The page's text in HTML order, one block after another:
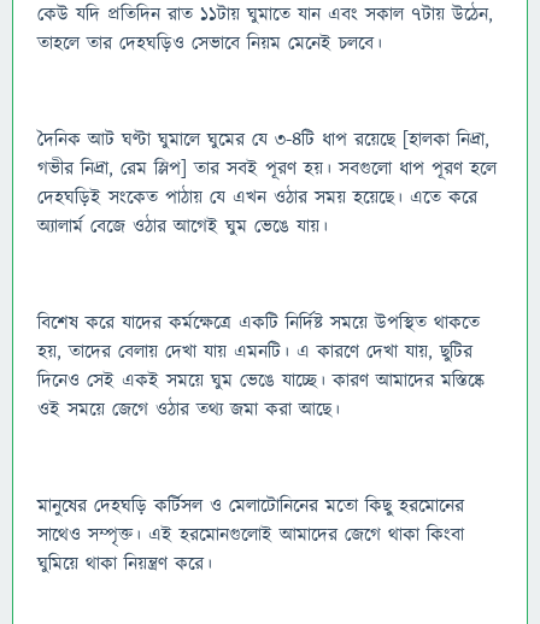
কেউ যদি প্রতিদিন রাত ১১টায় ঘুমাতে যান এবং সকাল ৭টায় উঠেন,
তাহলে তার দেহঘড়িও সেভাবে নিয়ম মেনেই চলবে।
দৈনিক আট ঘণ্টা ঘুমালে ঘুমের যে ৩-৪টি ধাপ রয়েছে [হালকা নিদ্রা,
গভীর নিদ্রা, রেম স্লিপ] তার সবই পূরণ হয়। সবগুলো ধাপ পূরণ হলে
দেহঘড়িই সংকেত পাঠায় যে এখন ওঠার সময় হয়েছে। এতে করে
অ্যালার্ম বেজে ওঠার আগেই ঘুম ভেঙে যায়।
বিশেষ করে যাদের কর্মক্ষেত্রে একটি নির্দিষ্ট সময়ে উপস্থিত থাকতে
হয়, তাদের বেলায় দেখা যায় এমনটি। এ কারণে দেখা যায়, ছুটির
দিনেও সেই একই সময়ে ঘুম ভেঙে যাচ্ছে। কারণ আমাদের মস্তিষ্কে
ওই সময়ে জেগে ওঠার তথ্য জমা করা আছে।
মানুষের দেহঘড়ি কর্টিসল ও মেলাটোনিনের মতো কিছু হরমোনের
সাথেও সম্পৃক্ত। এই হরমোনগুলোই আমাদের জেগে থাকা কিংবা
ঘুমিয়ে থাকা নিয়ন্ত্রণ করে।